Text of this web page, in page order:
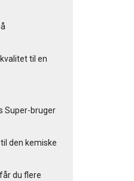
til en
Super-bruger
den kemiske
du flere